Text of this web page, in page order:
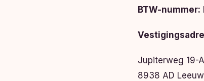
BTW-nummer:
Jupiterweg 19-
8938 AD